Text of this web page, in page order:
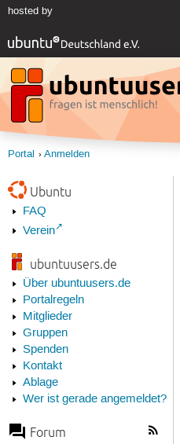
hosted by
Portal Anmelden
Ubuntu
FAQ
Verein
ubuntuusers.de
Über ubuntuusers.de
Portalregeln
Mitglieder
Gruppen
Spenden
Kontakt
Ablage
Wer ist gerade angemeldet?
Forum